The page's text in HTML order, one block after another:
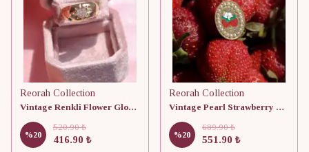
Reorah Collection
Vintage Renkli Flower Glow Yüzük
%20
520.90 ₺
416.90 ₺
Reorah Collection
Vintage Pearl Strawberry Kolye
%20
689.90 ₺
551.90 ₺